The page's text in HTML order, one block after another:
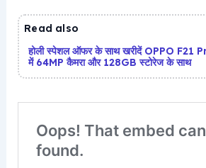
Read also
होली स्पेशल ऑफर के साथ खरीदें OPPO F21
में 64MP कैमरा और 128GB स्टोरेज के साथ